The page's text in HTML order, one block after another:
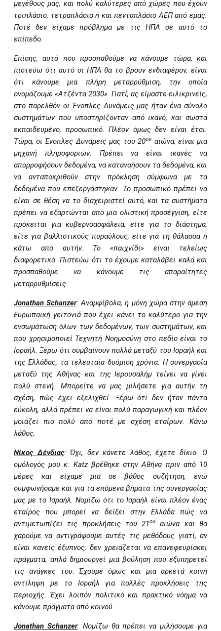
μεγέθους μας, και πολύ καλύτερες από χώρες που έχουν
τριπλάσιο, τετραπλάσιο ή και πενταπλάσιο ΑΕΠ από εμάς.
Ποτέ δεν είχαμε πρόβλημα με τις ΗΠΑ σε αυτό το
επίπεδο.
Επίσης, αυτό που προσπαθούμε να κάνουμε τώρα, και
πιστεύω ότι αυτό οι ΗΠΑ θα το βρουν ενδιαφέρον, είναι
ότι κάνουμε μια πλήρη μεταρρύθμιση, την οποία
ονομάζουμε «Ατζέντα 2030». Γιατί, ας είμαστε ειλικρινείς,
στο παρελθόν οι Ένοπλες Δυνάμεις μας ήταν ένα σύνολο
συστημάτων που υποστηρίζονταν από ικανό, και σωστά
εκπαιδευμένο, προσωπικό. Πλέον όμως δεν είναι έτσι.
Τώρα, οι Ένοπλες Δυνάμεις μας του 20ου αιώνα, είναι μια
μηχανή πληροφοριών. Πρέπει να είναι ικανές να
απορροφήσουν δεδομένα, να κατανοήσουν τα δεδομένα, και
να ανταποκριθούν στην πρόκληση σύμφωνα με τα
δεδομένα που επεξεργάστηκαν. Το προσωπικό πρέπει να
είναι σε θέση να το διαχειριστεί αυτό, και τα συστήματα
πρέπει να εξαρτώνται από μια ολιστική προσέγγιση, είτε
πρόκειται για κυβερνοασφάλεια, είτε για το διάστημα,
είτε για βαλλιστικούς πυραύλους, είτε για τη θάλασσα ή
κάτω από αυτήν. Το «παιχνίδι» είναι τελείως
διαφορετικό. Πιστεύω ότι το έχουμε καταλάβει καλά και
προσπαθούμε να κάνουμε τις απαραίτητες
μεταρρυθμίσεις.
Jonathan Schanzer: Αναμφίβολα, η μόνη χώρα στην άμεση
Ευρωπαϊκή γειτονιά που έχει κάνει το καλύτερο για την
ενσωμάτωση όλων των δεδομένων, των συστημάτων, και
που χρησιμοποιεί Τεχνητή Νοημοσύνη στο πεδίο είναι το
Ισραήλ. Ξέρω ότι συμβαίνουν πολλά μεταξύ του Ισραήλ και
της Ελλάδας, τα τελευταία δυόμιση χρόνια. Η συνεργασία
μεταξύ της Αθήνας και της Ιερουσαλήμ τείνει να γίνει
πολύ στενή. Μπορείτε να μας μιλήσετε για αυτήν τη
σχέση, πώς έχει εξελιχθεί. Ξέρω ότι δεν ήταν πάντα
εύκολη, αλλά πρέπει να είναι πολύ παραγωγική και πλέον
μοιάζει πιο πολύ από ποτέ με σχέση εταίρων. Κάνω
λάθος;
Νίκος Δένδιας: Όχι, δεν κάνετε λάθος, έχετε δίκιο. Ο
ομόλογός μου κ. Katzβρέθηκε στην Αθήνα πριν από 10
μέρες και είχαμε μια σε βάθος συζήτηση, ενώ
συμφωνήσαμε και για τα επόμενα βήματα της συνεργασίας
μας με το Ισραήλ. Νομίζω ότι το Ισραήλ είναι πλέον ένας
εταίρος που μπορεί να δείξει στην Ελλάδα πώς να
αντιμετωπίζει τις προκλήσεις του 21ου
αιώνα και θα
χαρούμε να αντιγράψουμε αυτές τις μεθόδους γιατί, αν
είναι κανείς έξυπνος, δεν χρειάζεται να επανεφευρίσκει
πράγματα, απλά δημιουργεί μια βούληση που εξυπηρετεί
τις ανάγκες του. Έχουμε όμως και μια αρκετά κοινή
αντίληψη με το Ισραήλ για πολλές προκλήσεις της
περιοχής. Έχει λοιπόν πολιτικό και πρακτικό νόημα να
κάνουμε πράγματα από κοινού.
Jonathan Schanzer: Νομίζω θα πρέπει να μιλήσουμε για